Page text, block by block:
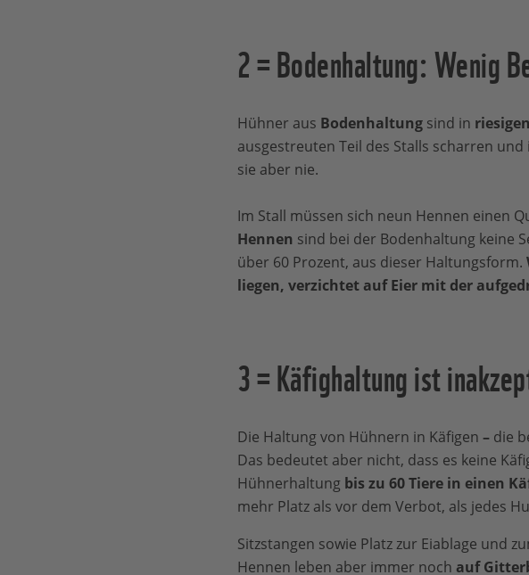
2 = Bodenhaltung: Wenig
Hühner aus Bodenhaltungsind in
ausgestreuten Teil des Stalls scharren
sie aber nie.
Im Stall müssen sich neun Hennen einen
Hennen sind bei der Bodenhaltung keine
über 60 Prozent, aus dieser Haltungsform.
liegen, verzichtet auf Eier mit der
3 = Käfighaltung ist
Die Haltung von Hühnern in Käfigen –die
Das bedeutet aber nicht, dass es keine
Hühnerhaltung bis zu 60 Tiere in einen
mehr Platz als vor dem Verbot, als jedes
Sitzstangen sowie Platz zur Eiablage und
Hennen leben aber immer noch auf